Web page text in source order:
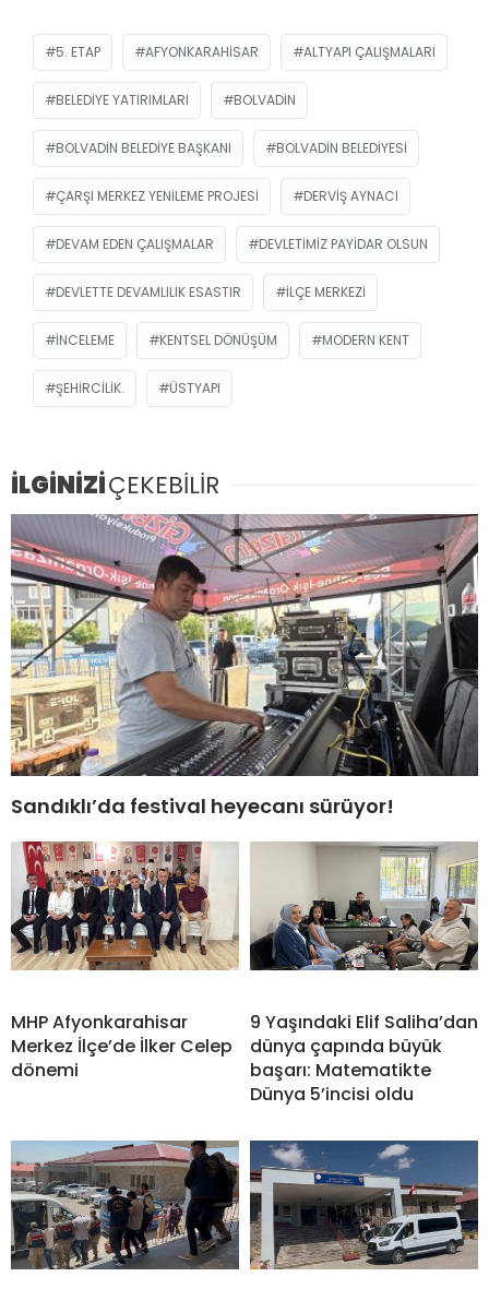
5. ETAP AFYONKARAHISAR ALTYAPI ÇALIŞMALARI
BELEDIYE YATIRIMLARI BOLVADIN
BOLVADIN BELEDIYE BAŞKANI BOLVADIN BELEDIYESI
ÇARŞI MERKEZ YENILEME PROJESI DERVIŞ AYNACI
DEVAM EDEN ÇALIŞMALAR DEVLETIMIZ PAYIDAR OLSUN
DEVLETTE DEVAMLILIK ESASTIR İLÇE MERKEZI
INCELEME KENTSEL DÖNÜŞÜM MODERN KENT
ŞEHIRCILIK. ÜSTYAPI
İLGİNİZİÇEKEBİLİR
Sandıklı’da festival heyecanı sürüyor!
MHP Afyonkarahisar
Merkez İlçe’de İlker Celep
dönemi
9 Yaşındaki Elif Saliha’dan
dünya çapında büyük
başarı: Matematikte
Dünya 5’incisi oldu